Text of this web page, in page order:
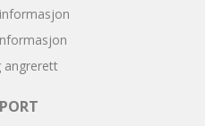
angrerett